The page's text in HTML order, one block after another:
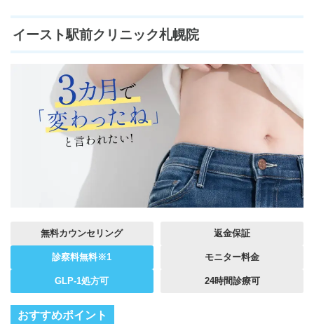
イースト駅前クリニック札幌院
無料カウンセリング 返金保証
診察料無料※1 モニター料金
GLP-1処方可 24時間診療可